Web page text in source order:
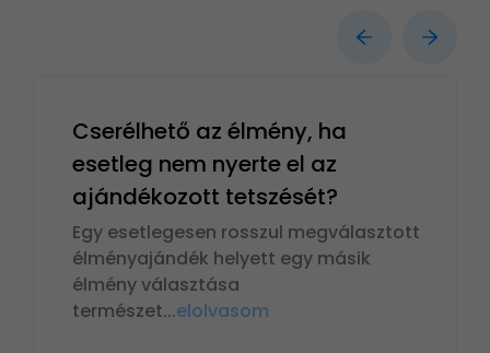
Cserélhető az élmény, ha
esetleg nem nyerte el az
ajándékozott tetszését?
Egy esetlegesen rosszul megválasztott
élményajándék helyett egy másik
élmény választása
természet...elolvasom